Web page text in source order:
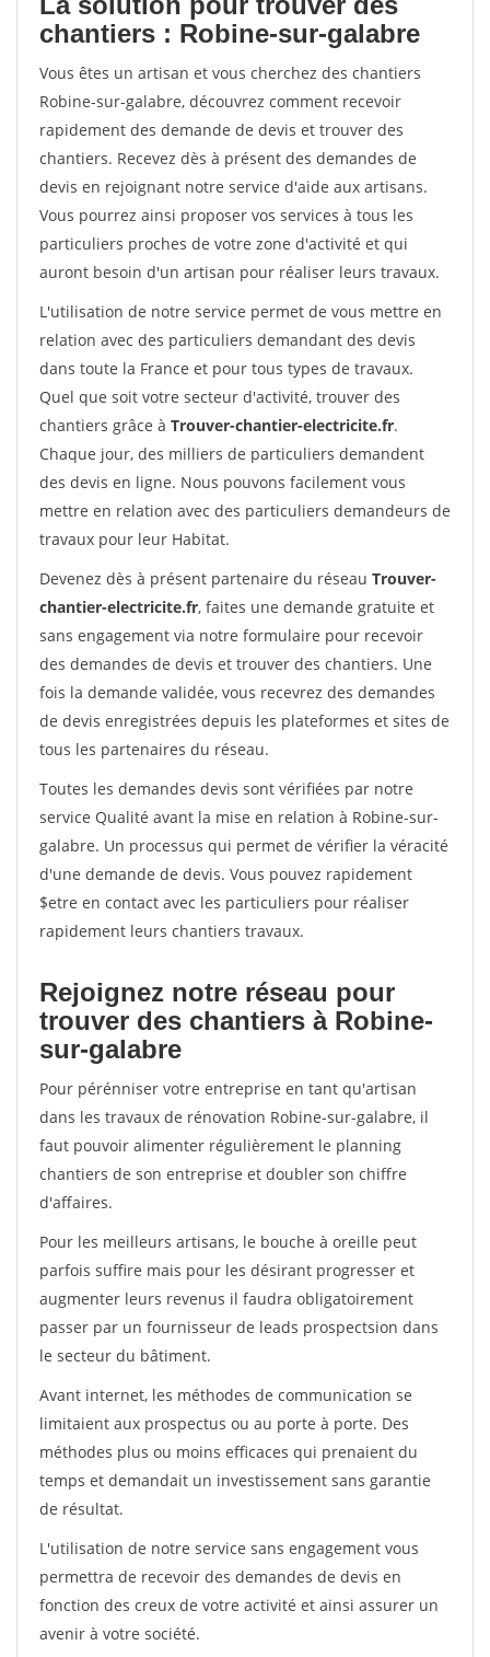
chantiers : Robine-sur-galabre
Vous êtes un artisan et vous cherchez des chantiers
Robine-sur-galabre, découvrez comment recevoir
rapidement des demande de devis et trouver des
chantiers. Recevez dès à présent des demandes de
devis en rejoignant notre service d'aide aux artisans.
Vous pourrez ainsi proposer vos services à tous les
particuliers proches de votre zone d'activité et qui
auront besoin d'un artisan pour réaliser leurs travaux.
L'utilisation de notre service permet de vous mettre en
relation avec des particuliers demandant des devis
dans toute la France et pour tous types de travaux.
Quel que soit votre secteur d'activité, trouver des
chantiers grâce à Trouver-chantier-electricite.fr.
Chaque jour, des milliers de particuliers demandent
des devis en ligne. Nous pouvons facilement vous
mettre en relation avec des particuliers demandeurs de
travaux pour leur Habitat.
Devenez dès à présent partenaire du réseau Trouver-
chantier-electricite.fr, faites une demande gratuite et
sans engagement via notre formulaire pour recevoir
des demandes de devis et trouver des chantiers. Une
fois la demande validée, vous recevrez des demandes
de devis enregistrées depuis les plateformes et sites de
tous les partenaires du réseau.
Toutes les demandes devis sont vérifiées par notre
service Qualité avant la mise en relation à Robine-sur-
galabre. Un processus qui permet de vérifier la véracité
d'une demande de devis. Vous pouvez rapidement
$etre en contact avec les particuliers pour réaliser
rapidement leurs chantiers travaux.
Rejoignez notre réseau pour
trouver des chantiers à Robine-
sur-galabre
Pour pérénniser votre entreprise en tant qu'artisan
dans les travaux de rénovation Robine-sur-galabre, il
faut pouvoir alimenter régulièrement le planning
chantiers de son entreprise et doubler son chiffre
d'affaires.
Pour les meilleurs artisans, le bouche à oreille peut
parfois suffire mais pour les désirant progresser et
augmenter leurs revenus il faudra obligatoirement
passer par un fournisseur de leads prospectsion dans
le secteur du bâtiment.
Avant internet, les méthodes de communication se
limitaient aux prospectus ou au porte à porte. Des
méthodes plus ou moins efficaces qui prenaient du
temps et demandait un investissement sans garantie
de résultat.
L'utilisation de notre service sans engagement vous
permettra de recevoir des demandes de devis en
fonction des creux de votre activité et ainsi assurer un
avenir à votre société.